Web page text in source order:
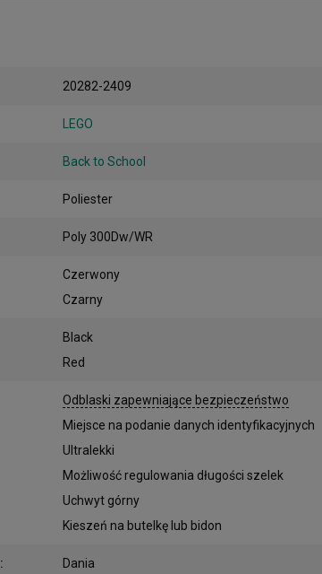
20282-2409
LEGO
Back to School
Poliester
Poly 300Dw/WR
Czerwony
Czarny
Black
Red
Odblaski zapewniające bezpieczeństwo
Miejsce na podanie danych identyfikacyjnych
Ultralekki
Możliwość regulowania długości szelek
Uchwyt górny
Kieszeń na butelkę lub bidon
: Dania